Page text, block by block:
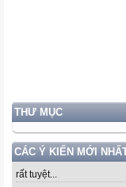
THƯ MỤC
CÁC Ý KIẾN MỚI
rất tuyệt...